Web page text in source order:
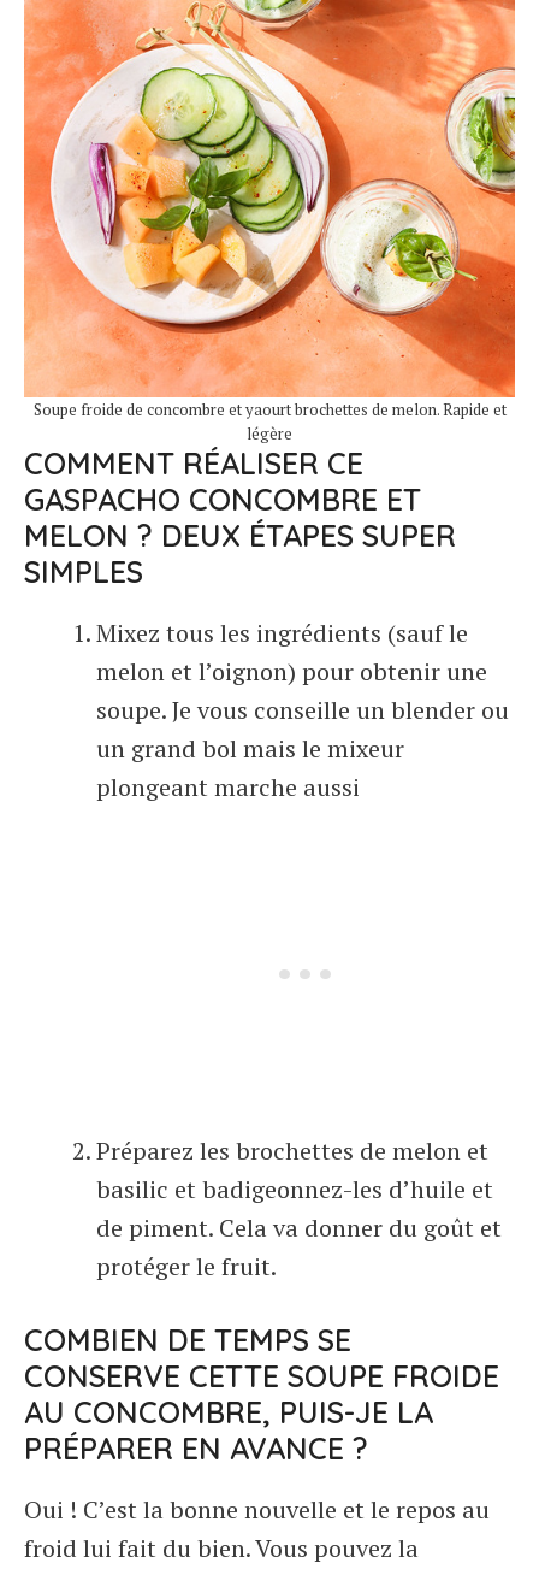
Soupe froide de concombre et yaourt brochettes de melon. Rapide et
légère
COMMENT RÉALISER CE
GASPACHO CONCOMBRE ET
MELON ? DEUX ÉTAPES SUPER
SIMPLES
Mixez tous les ingrédients (sauf le
melon et l’oignon) pour obtenir une
soupe. Je vous conseille un blender ou
un grand bol mais le mixeur
plongeant marche aussi
Préparez les brochettes de melon et
basilic et badigeonnez-les d’huile et
de piment. Cela va donner du goût et
protéger le fruit.
COMBIEN DE TEMPS SE
CONSERVE CETTE SOUPE FROIDE
AU CONCOMBRE, PUIS-JE LA
PRÉPARER EN AVANCE ?
Oui ! C’est la bonne nouvelle et le repos au
froid lui fait du bien. Vous pouvez la